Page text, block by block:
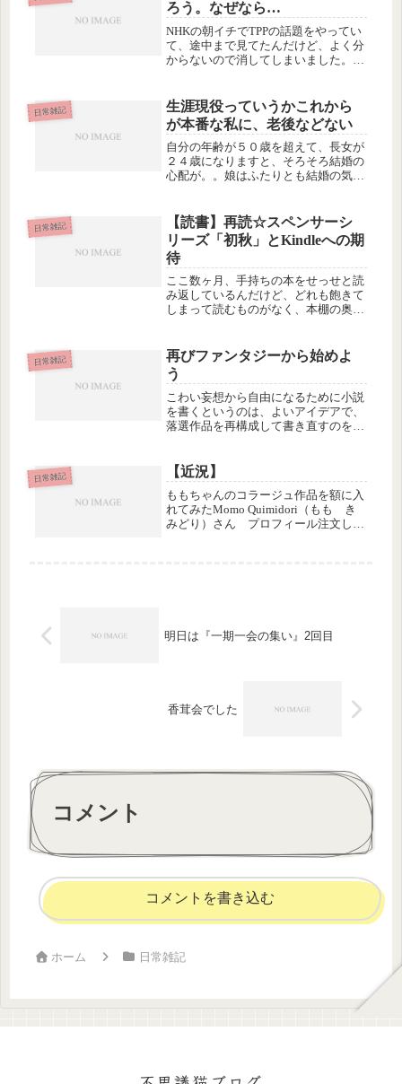
ろう。なぜなら…
NHKの朝イチでTPPの話題をやってい
て、途中まで見てたんだけど、よく分
からないので消してしまいました。こ
いので、結局、加入したらどうなるの
か、分かりません。議論している識...
日常雑記
生涯現役っていうかこれから
が本番な私に、老後などない
自分の年齢が５０歳を超えて、長女が
２４歳になりますと、そろそろ結婚の
心配が。。娘はふたりとも結婚の気配
と。
日常雑記
【読書】再読☆スペンサーシ
リーズ「初秋」とKindleへの期
待
ここ数ヶ月、手持ちの本をせっせと読
み返しているんだけど、どれも飽きて
しまって読むものがなく、本棚の奥の
のほうをちょっと読んだら、夢中にな
って、そのまま最後まで読んでしまっ
た...
日常雑記
再びファンタジーから始めよ
う
こわい妄想から自由になるために小説
を書くというのは、よいアイデアで、
落選作品を再構成して書き直すのを３
だけれども、そんなことを言ってると
いつになるか分からないので、一応、
６...
日常雑記 【近況】
ももちゃんのコラージュ作品を額に入
れてみたMomo Quimidori（もも き
みどり）さん プロフィール注文して
明日は『一期一会の集い』2回目
香茸会でした
コメント
コメントを書き込む
ホーム 日常雑記